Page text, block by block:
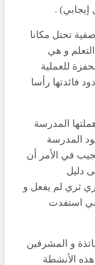
إيجابي) .
تحتل مكانا
و هي
للعملية
فائدتها رأسا
المدرسة
المدرسة
في الأمر أن
دليل
ثري لم يفعل و
استفدت
و المشرفين
هذه الأنشطة